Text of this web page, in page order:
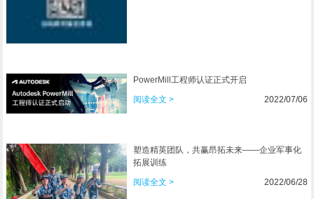
PowerMill工程师认证正式开启
阅读全文 >
2022/07/06
塑造精英团队，共赢昂拓未来——企业军事化
拓展训练
阅读全文 >
2022/06/28